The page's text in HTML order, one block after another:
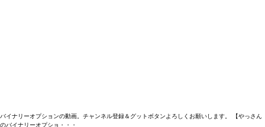
バイナリーオプションの動画。チャンネル登録＆グットボタンよろしくお願いします。 【やっさん
のバイナリーオプショ・・・